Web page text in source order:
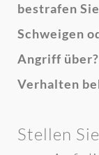
bestrafen
Schweigen
Angriff
Verhalten
Stellen